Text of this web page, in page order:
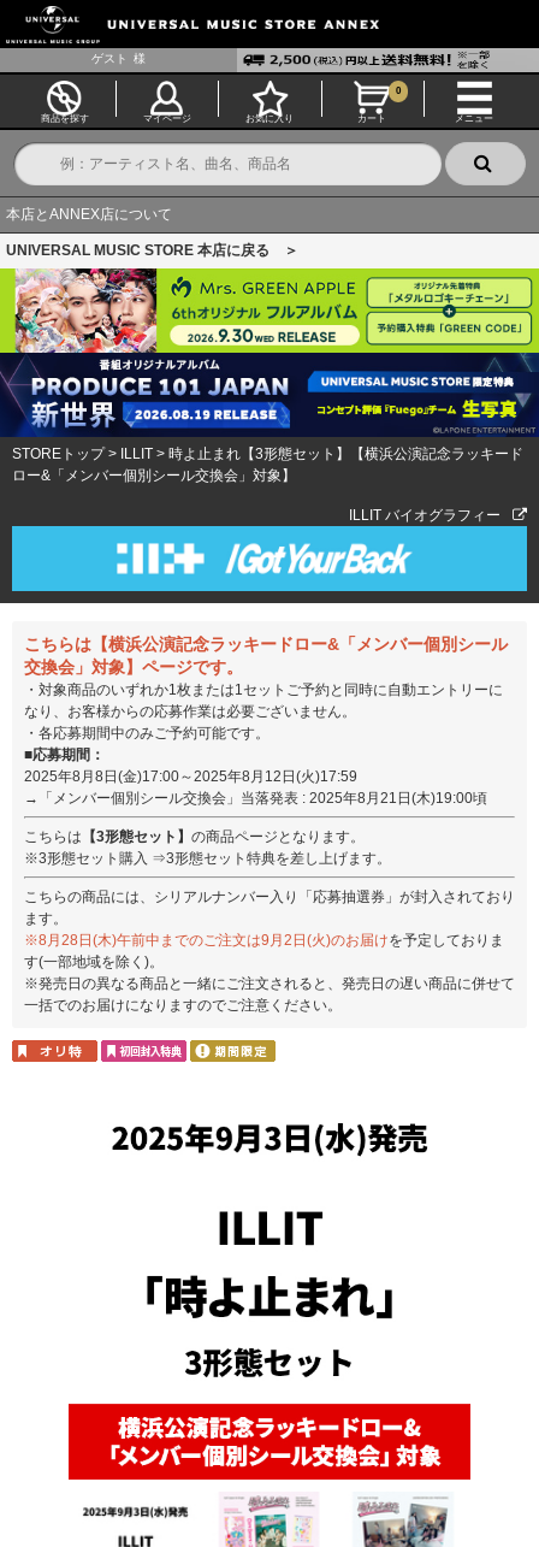
ゲスト 様
商品を探す マイページ お気に入り カート
0
メニュー
本店とANNEX店について
UNIVERSAL MUSIC STORE 本店に戻る ＞
STOREトップ> ILLIT > 時よ止まれ【3形態セット】【横浜公演記念ラッキード
ロー&「メンバー個別シール交換会」対象】
ILLIT バイオグラフィー
こちらは【横浜公演記念ラッキードロー&「メンバー個別シール
交換会」対象】ページです。
・対象商品のいずれか1枚または1セットご予約と同時に自動エントリーに
なり、お客様からの応募作業は必要ございません。
・各応募期間中のみご予約可能です。
■応募期間：
2025年8月8日(金)17:00～2025年8月12日(火)17:59
→「メンバー個別シール交換会」当落発表 : 2025年8月21日(木)19:00頃
こちらは 【3形態セット】 の商品ページとなります。
※3形態セット購入 ⇒3形態セット特典を差し上げます。
こちらの商品には、シリアルナンバー入り「応募抽選券」が封入されており
ます。
※8月28日(木)午前中までのご注文は9月2日(火)のお届けを予定しておりま
す(一部地域を除く)。
※発売日の異なる商品と一緒にご注文されると、発売日の遅い商品に併せて
一括でのお届けになりますのでご注意ください。